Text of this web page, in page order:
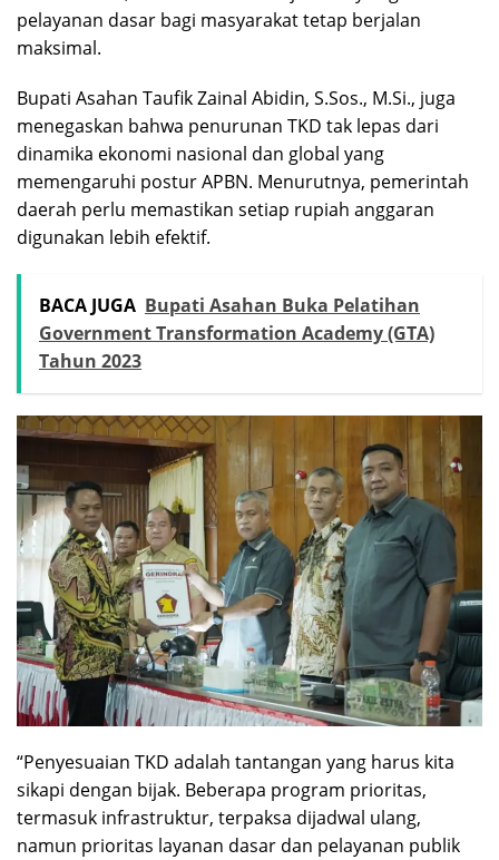
pelayanan dasar bagi masyarakat tetap berjalan
maksimal.
Bupati Asahan Taufik Zainal Abidin, S.Sos., M.Si., juga
menegaskan bahwa penurunan TKD tak lepas dari
dinamika ekonomi nasional dan global yang
memengaruhi postur APBN. Menurutnya, pemerintah
daerah perlu memastikan setiap rupiah anggaran
digunakan lebih efektif.
BACA JUGA Bupati Asahan Buka Pelatihan
Government Transformation Academy (GTA)
Tahun 2023
“Penyesuaian TKD adalah tantangan yang harus kita
sikapi dengan bijak. Beberapa program prioritas,
termasuk infrastruktur, terpaksa dijadwal ulang,
namun prioritas layanan dasar dan pelayanan publik